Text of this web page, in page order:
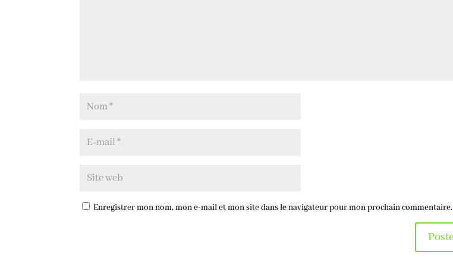
Enregistrer mon nom, mon e-mail et mon site dans le navigateur pour mon prochain commentaire.